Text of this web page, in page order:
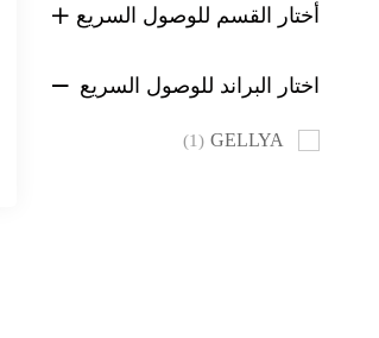
أختار القسم للوصول السريع
اختار البراند للوصول السريع
GELLYA
(1)